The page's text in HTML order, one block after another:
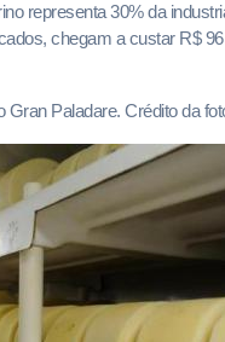
representa 30% da
chegam a custar R$
Gran Paladare. Crédito da